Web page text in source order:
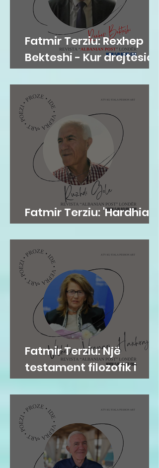
Fatmir Terziu: Rexhep
Bekteshi - Kur drejtësia
bëhet karakter
Fatmir Terziu: 'Hardhia'
frymore e njeriut
Fatmir Terziu: Një
testament filozofik i
Vilhelme Vranari
Haxhirajt